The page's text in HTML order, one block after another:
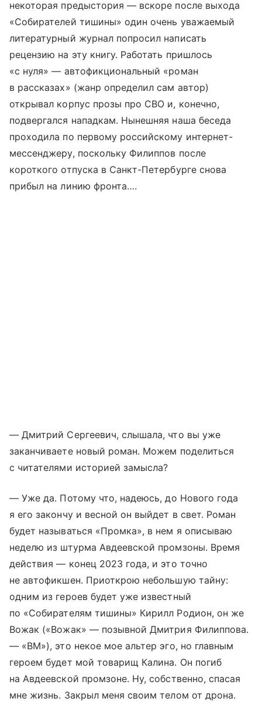
некоторая предыстория — вскоре после выхода
«Собирателей тишины» один очень уважаемый
литературный журнал попросил написать
рецензию на эту книгу. Работать пришлось
«с нуля» — автофикциональный «роман
в рассказах» (жанр определил сам автор)
открывал корпус прозы про СВО и, конечно,
подвергался нападкам. Нынешняя наша беседа
проходила по первому российскому интернет-
мессенджеру, поскольку Филиппов после
короткого отпуска в Санкт-Петербурге снова
прибыл на линию фронта….
— Дмитрий Сергеевич, слышала, что вы уже
заканчиваете новый роман. Можем поделиться
с читателями историей замысла?
— Уже да. Потому что, надеюсь, до Нового года
я его закончу и весной он выйдет в свет. Роман
будет называться «Промка», в нем я описываю
неделю из штурма Авдеевской промзоны. Время
действия — конец 2023 года, и это точно
не автофикшен. Приоткрою небольшую тайну:
одним из героев будет уже известный
по «Собирателям тишины» Кирилл Родион, он же
Вожак («Вожак» — позывной Дмитрия Филиппова.
— «ВМ»), это некое мое альтер эго, но главным
героем будет мой товарищ Калина. Он погиб
на Авдеевской промзоне. Ну, собственно, спасая
мне жизнь. Закрыл меня своим телом от дрона.